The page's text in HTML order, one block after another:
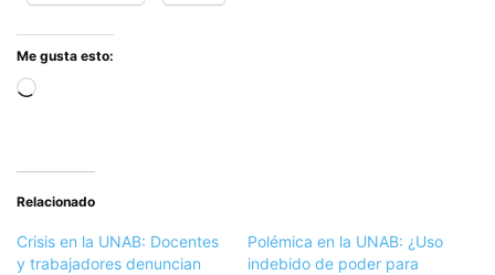
Me gusta esto:
Cargando...
Relacionado
Crisis en la UNAB: Docentes
y trabajadores denuncian
Polémica en la UNAB: ¿Uso
indebido de poder para